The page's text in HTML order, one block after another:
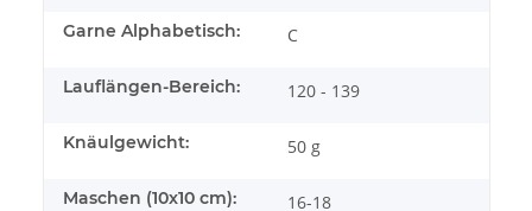
Garne Alphabetisch: C
Lauflängen-Bereich: 120 - 139
Knäulgewicht: 50 g
Maschen (10x10 cm): 16-18